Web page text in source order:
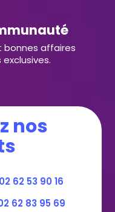
bonnes affaires
nos
02 62 53 90 16
62 83 95 69